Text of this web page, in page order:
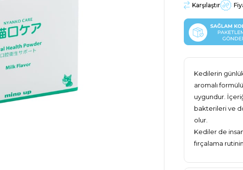
Karşılaştır
Kedilerin
aromalı
uygundur.
bakterileri ve
olur.
Kediler de
fırçalama
Özellikler